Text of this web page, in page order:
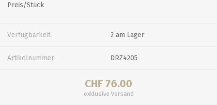
Preis/Stück
Verfügbarkeit: 2 am Lager
Artikelnummer: DRZ4205
CHF 76.00
exklusive Versand